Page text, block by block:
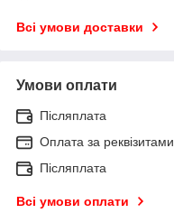
Всі умови доставки
Умови оплати
Післяплата
Оплата за реквізитами
Післяплата
Всі умови оплати